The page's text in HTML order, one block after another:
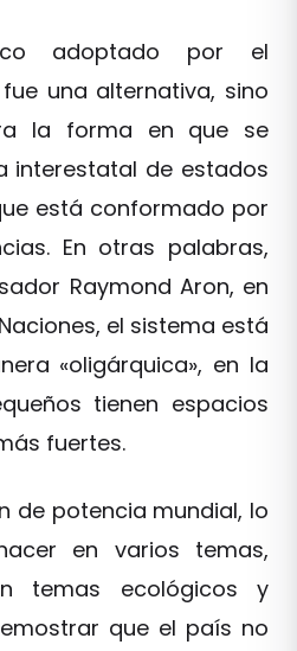
adoptado por el
una alternativa, sino
la forma en que se
interestatal de estados
está conformado por
En otras palabras,
Raymond Aron, en
el sistema está
«oligárquica», en la
tienen espacios
fuertes.
de potencia mundial, lo
en varios temas,
temas ecológicos y
que el país no